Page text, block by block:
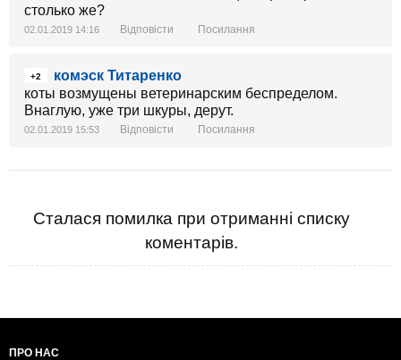
столько же?
02.01.2019 14:16 Відповісти Посилання
+2
комэск Титаренко
коты возмущены ветеринарским беспределом.
Внаглую, уже три шкуры, дерут.
02.01.2019 15:53 Відповісти Посилання
Сталася помилка при отриманні списку
коментарів.
ПРО НАС